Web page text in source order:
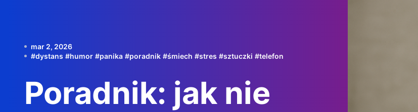
mar 2, 2026
#dystans #humor #panika #poradnik #śmiech #stres #sztuczki #telefon
Poradnik: jak nie